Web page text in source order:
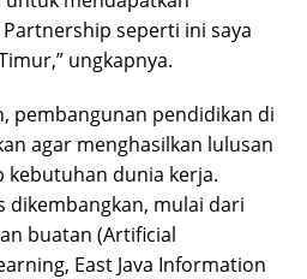
seperti ini saya
ungkapnya.
pembangunan pendidikan di
agar menghasilkan lulusan
kebutuhan dunia kerja.
dikembangkan, mulai dari
buatan (Artificial
East Java Information